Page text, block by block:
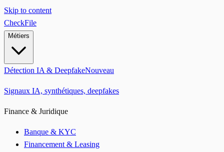
Skip to content
CheckFile
Métiers
Détection IA & DeepfakeNouveau
Signaux IA, synthétiques, deepfakes
Finance & Juridique
Banque & KYC
Financement & Leasing